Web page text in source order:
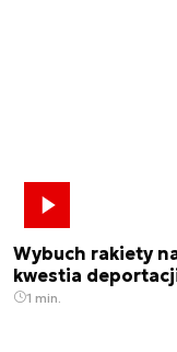
Wybuch rakiety
kwestia
1 min.